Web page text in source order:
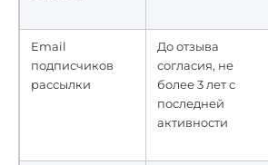
Email
подписчиков
рассылки
До отзыва
согласия, не
более 3 лет с
последней
активности